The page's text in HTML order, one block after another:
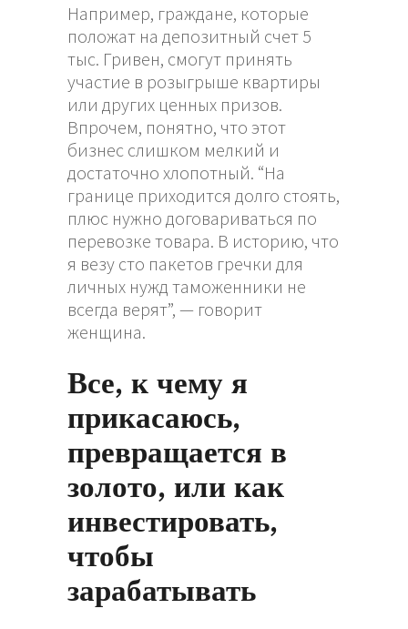
Например, граждане, которые
положат на депозитный счет 5
тыс. Гривен, смогут принять
участие в розыгрыше квартиры
или других ценных призов.
Впрочем, понятно, что этот
бизнес слишком мелкий и
достаточно хлопотный. “На
границе приходится долго стоять,
плюс нужно договариваться по
перевозке товара. В историю, что
я везу сто пакетов гречки для
личных нужд таможенники не
всегда верят”, — говорит
женщина.
Все, к чему я
прикасаюсь,
превращается в
золото, или как
инвестировать,
чтобы
зарабатывать